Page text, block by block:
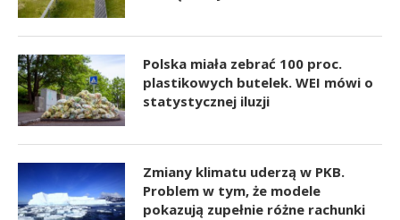
Polska miała zebrać 100 proc.
plastikowych butelek. WEI mówi o
statystycznej iluzji
Zmiany klimatu uderzą w PKB.
Problem w tym, że modele
pokazują zupełnie różne rachunki